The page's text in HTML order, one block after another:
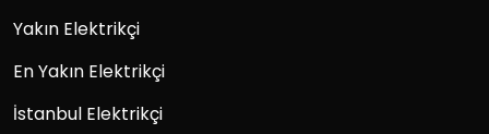
Yakın Elektrikçi
En Yakın Elektrikçi
İstanbul Elektrikçi